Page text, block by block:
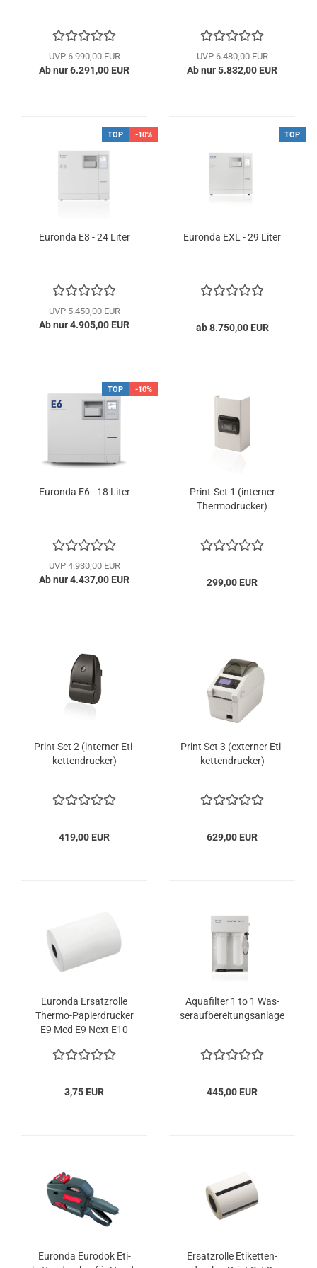
UVP 6.990,00 EUR
Ab nur 6.291,00 EUR
UVP 6.480,00 EUR
Ab nur 5.832,00 EUR
TOP -10%
Eu­ron­da E8 - 24 Liter
UVP 5.450,00 EUR
Ab nur 4.905,00 EUR
TOP
Eu­ron­da EXL - 29 Liter
ab 8.750,00 EUR
TOP -10%
Eu­ron­da E6 - 18 Liter
UVP 4.930,00 EUR
Ab nur 4.437,00 EUR
Print-​​Set 1 (in­ter­ner
Ther­mo­dru­cker)
299,00 EUR
Print Set 2 (in­ter­ner Eti­
ket­ten­dru­cker)
419,00 EUR
Print Set 3 (ex­ter­ner Eti­
ket­ten­dru­cker)
629,00 EUR
Eu­ron­da Er­satz­rol­le
Thermo-​​Pa­pier­dru­cker
E9 Med E9 Next E10
3,75 EUR
Aqua­fil­ter 1 to 1 Was­
ser­auf­be­rei­tungs­an­la­ge
445,00 EUR
Eu­ron­da Eu­ro­dok Eti­
Er­satz­rol­le Eti­ket­ten­